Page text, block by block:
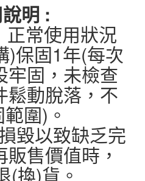
明 :
正常使用狀況
)保固1年(每次
牢固，未檢查
鬆動脫落，不
圍)。
毀以致缺乏完
售價值時，
(換)貨。